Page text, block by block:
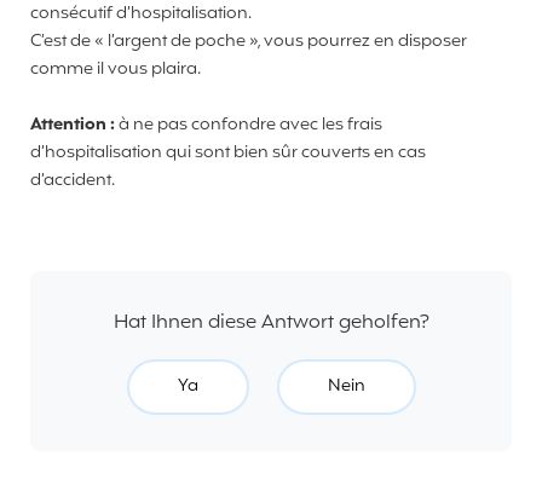
consécutif d’hospitalisation.
C’est de « l’argent de poche », vous pourrez en disposer
comme il vous plaira.
Attention :à ne pas confondre avec les frais
d’hospitalisation qui sont bien sûr couverts en cas
d’accident.
Hat Ihnen diese Antwort geholfen?
Ya Nein